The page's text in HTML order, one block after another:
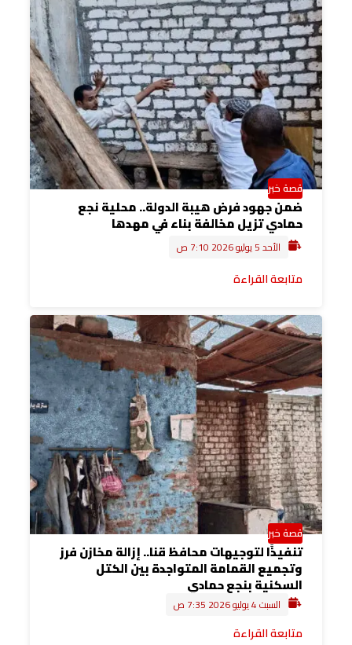
قصة خبر
ضمن جهود فرض هيبة الدولة.. محلية نجع
حمادي تزيل مخالفة بناء في مهدها
الأحد 5 يوليو 2026 7:10 ص
متابعة القراءة
قصة خبر
تنفيذًا لتوجيهات محافظ قنا.. إزالة مخازن فرز
وتجميع القمامة المتواجدة بين الكتل
السكنية بنجع حمادي
السبت 4 يوليو 2026 7:35 ص
متابعة القراءة